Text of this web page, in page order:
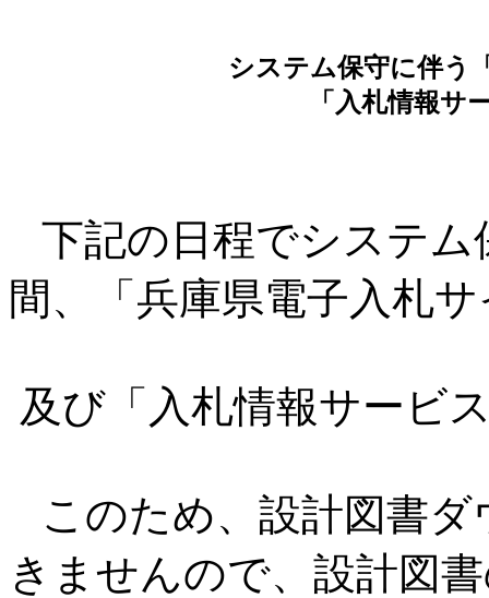
システム保守に伴う
「入札情報サ
下記の日程でシステム
間、「兵庫県電子入札
及び「入札情報サービ
このため、設計図書ダ
きませんので、設計図